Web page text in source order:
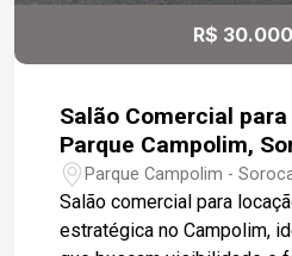
R$
Salão Comercial
Parque Campolim,
Parque Campolim -
Salão comercial para
estratégica no Campolim,